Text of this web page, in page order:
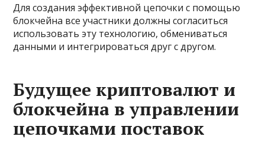
Для создания эффективной цепочки с помощью
блокчейна все участники должны согласиться
использовать эту технологию, обмениваться
данными и интегрироваться друг с другом.
Будущее криптовалют и
блокчейна в управлении
цепочками поставок